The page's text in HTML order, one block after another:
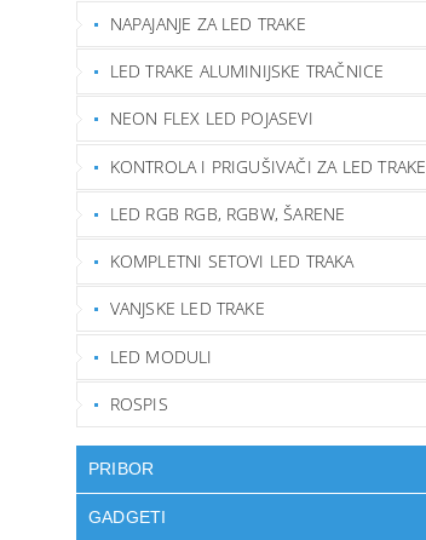
NAPAJANJE ZA LED TRAKE
LED TRAKE ALUMINIJSKE TRAČNICE
NEON FLEX LED POJASEVI
KONTROLA I PRIGUŠIVAČI ZA LED TRAKE
LED RGB RGB, RGBW, ŠARENE
KOMPLETNI SETOVI LED TRAKA
VANJSKE LED TRAKE
LED MODULI
ROSPIS
PRIBOR
GADGETI